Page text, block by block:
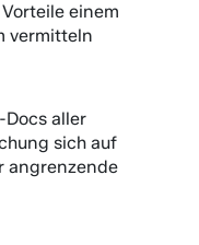
einem
vermitteln
aller
sich auf
angrenzende